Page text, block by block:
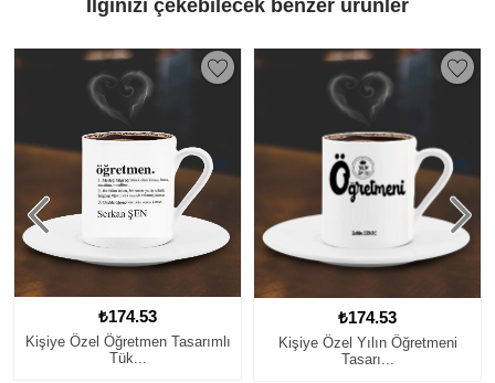
İlginizi çekebilecek benzer ürünler
₺174.53
Kişiye Özel Öğretmen Tasarımlı
Tük...
₺174.53
Kişiye Özel Yılın Öğretmeni
Tasarı...